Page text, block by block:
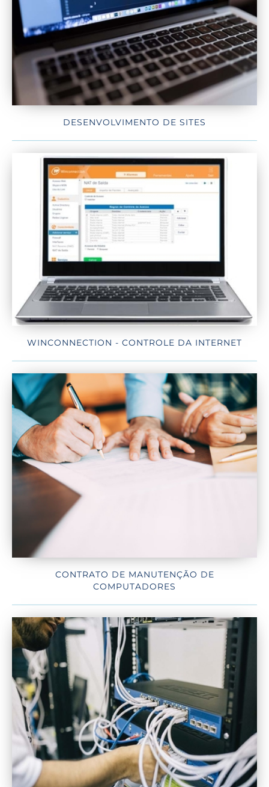
DESENVOLVIMENTO DE SITES
WINCONNECTION - CONTROLE DA INTERNET
CONTRATO DE MANUTENÇÃO DE
COMPUTADORES